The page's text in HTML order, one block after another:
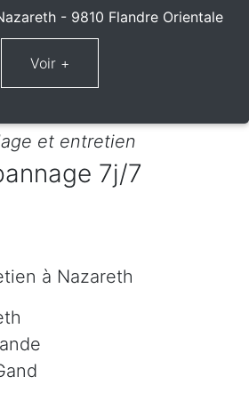
- 9810 Flandre Orientale
et entretien
7j/7
à Nazareth